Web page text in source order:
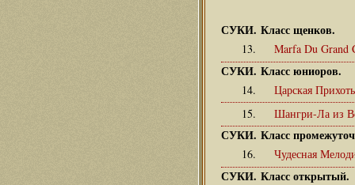
СУКИ. Класс щенков.
13. Marfa Du Grand
СУКИ. Класс юниоров.
14. Царская
15. Шангри-Ла из
СУКИ. Класс
16. Чудесная
СУКИ. Класс открытый.